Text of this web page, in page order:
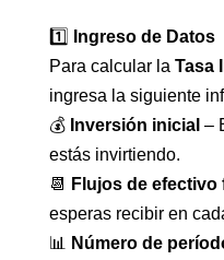
1️⃣
Ingreso de Datos
Para calcular la Tasa
ingresa la siguiente
💰 Inversión inicial –
estás invirtiendo.
📆
Flujos de efectivo
esperas recibir en
📊
Número de